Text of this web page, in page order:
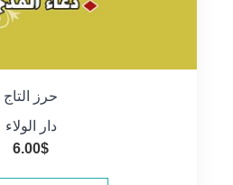
حرز التاج
دار الولاء
6.00$